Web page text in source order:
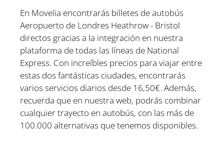
En Movelia encontrarás billetes de autobús
Aeropuerto de Londres Heathrow - Bristol
directos gracias a la integración en nuestra
plataforma de todas las líneas de National
Express. Con increíbles precios para viajar entre
estas dos fantásticas ciudades, encontrarás
varios servicios diarios desde 16,50€. Además,
recuerda que en nuestra web, podrás combinar
cualquier trayecto en autobús, con las más de
100.000 alternativas que tenemos disponibles.